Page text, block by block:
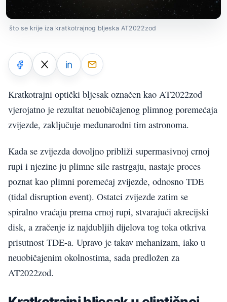
što se krije iza kratkotrajnog bljeska AT2022zod
Kratkotrajni optički bljesak označen kao AT2022zod
vjerojatno je rezultat neuobičajenog plimnog poremećaja
zvijezde, zaključuje međunarodni tim astronoma.
Kada se zvijezda dovoljno približi supermasivnoj crnoj
rupi i njezine ju plimne sile rastrgaju, nastaje proces
poznat kao plimni poremećaj zvijezde, odnosno TDE
(tidal disruption event). Ostatci zvijezde zatim se
spiralno vraćaju prema crnoj rupi, stvarajući akrecijski
disk, a zračenje iz najdubljih dijelova tog toka otkriva
prisutnost TDE-a. Upravo je takav mehanizam, iako u
neuobičajenim okolnostima, sada predložen za
AT2022zod.